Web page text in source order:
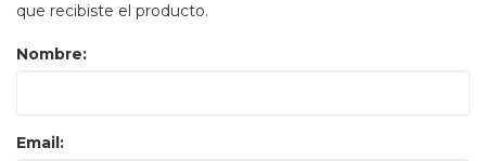
que recibiste el producto.
Nombre:
Email: